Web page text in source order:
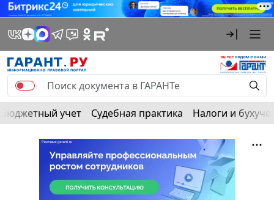
Бюджетный учет Судебная практика Налоги и